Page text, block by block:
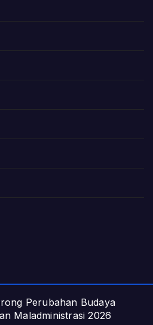
Perubahan Budaya
Maladministrasi 2026